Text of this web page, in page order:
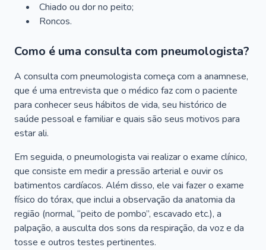
Chiado ou dor no peito;
Roncos.
Como é uma consulta com pneumologista?
A consulta com pneumologista começa com a anamnese,
que é uma entrevista que o médico faz com o paciente
para conhecer seus hábitos de vida, seu histórico de
saúde pessoal e familiar e quais são seus motivos para
estar ali.
Em seguida, o pneumologista vai realizar o exame clínico,
que consiste em medir a pressão arterial e ouvir os
batimentos cardíacos. Além disso, ele vai fazer o exame
físico do tórax, que inclui a observação da anatomia da
região (normal, “peito de pombo”, escavado etc.), a
palpação, a ausculta dos sons da respiração, da voz e da
tosse e outros testes pertinentes.